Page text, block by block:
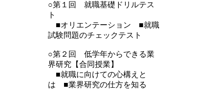
○第１回 就職基礎ドリルテス
ト
■オリエンテーション ■就職
試験問題のチェックテスト
○第２回 低学年からできる業
界研究【合同授業】
■就職に向けての心構えと
は ■業界研究の仕方を知る